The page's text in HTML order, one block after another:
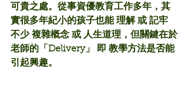
可貴之處。從事資優教育工作多年，其
實很多年紀小的孩子也能 理解 或 記牢
不少 複雜概念 或 人生道理，但關鍵在於
老師的「Delivery」 即 教學方法是否能
引起興趣。